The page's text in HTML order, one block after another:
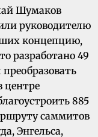
Шумаков
руководителю
концепцию,
разработано 49
центре
885
саммитов
Энгельса,